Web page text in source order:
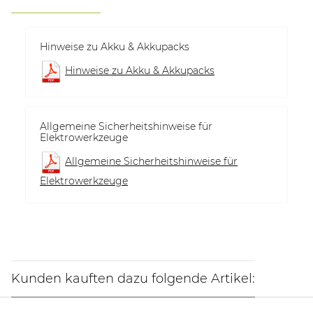
Hinweise zu Akku & Akkupacks
Hinweise zu Akku & Akkupacks
Allgemeine Sicherheitshinweise für
Elektrowerkzeuge
Allgemeine Sicherheitshinweise für
Elektrowerkzeuge
Kunden kauften dazu folgende Artikel: